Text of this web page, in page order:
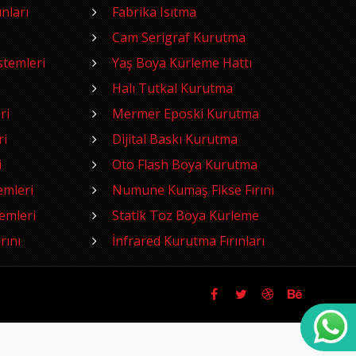
Fabrika Isıtma
Cam Serigraf Kurutma
Yaş Boya Kürleme Hattı
Halı Tutkal Kurutma
Mermer Eposki Kurutma
Dijital Baskı Kurutma
Oto Flash Boya Kurutma
Numune Kumaş Fikse Fırını
Statik Toz Boya Kürleme
İnfrared Kurutma Fırınları